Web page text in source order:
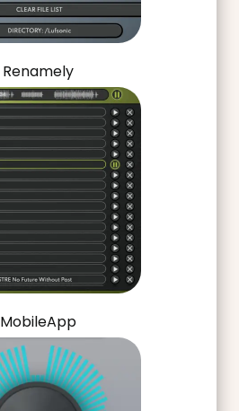
Renamely
MobileApp